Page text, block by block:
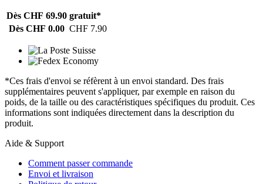
Dès CHF 69.90 gratuit*
Dès CHF 0.00 CHF 7.90
*Ces frais d'envoi se réfèrent à un envoi standard. Des frais
supplémentaires peuvent s'appliquer, par exemple en raison du
poids, de la taille ou des caractéristiques spécifiques du produit. Ces
informations sont indiquées directement dans la description du
produit.
Aide & Support
Comment passer commande
Envoi et livraison